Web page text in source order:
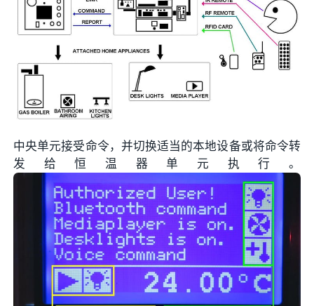
中央单元接受命令，并切换适当的本地设备或将命令转
发给恒温器单元执行。